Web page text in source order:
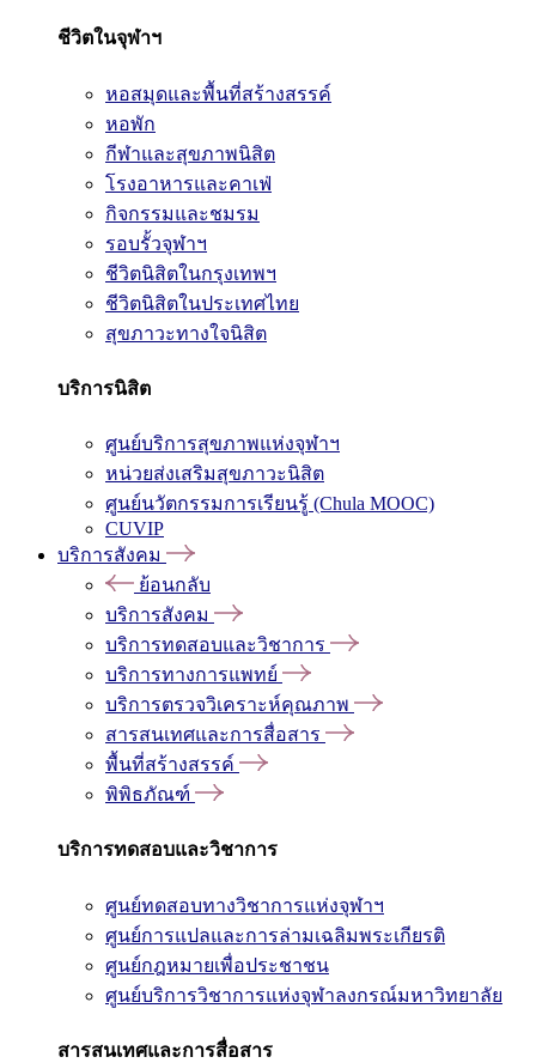
ชีวิตในจุฬาฯ
หอสมุดและพื้นที่สร้างสรรค์
หอพัก
กีฬาและสุขภาพนิสิต
โรงอาหารและคาเฟ่
กิจกรรมและชมรม
รอบรั้วจุฬาฯ
ชีวิตนิสิตในกรุงเทพฯ
ชีวิตนิสิตในประเทศไทย
สุขภาวะทางใจนิสิต
บริการนิสิต
ศูนย์บริการสุขภาพแห่งจุฬาฯ
หน่วยส่งเสริมสุขภาวะนิสิต
ศูนย์นวัตกรรมการเรียนรู้ (Chula MOOC)
CUVIP
บริการสังคม
ย้อนกลับ
บริการสังคม
บริการทดสอบและวิชาการ
บริการทางการแพทย์
บริการตรวจวิเคราะห์คุณภาพ
สารสนเทศและการสื่อสาร
พื้นที่สร้างสรรค์
พิพิธภัณฑ์
บริการทดสอบและวิชาการ
ศูนย์ทดสอบทางวิชาการแห่งจุฬาฯ
ศูนย์การแปลและการล่ามเฉลิมพระเกียรติ
ศูนย์กฎหมายเพื่อประชาชน
ศูนย์บริการวิชาการแห่งจุฬาลงกรณ์มหาวิทยาลัย
สารสนเทศและการสื่อสาร